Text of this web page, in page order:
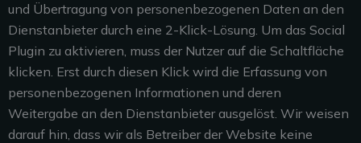
und Übertragung von personenbezogenen Daten an den
Dienstanbieter durch eine 2-Klick-Lösung. Um das Social
Plugin zu aktivieren, muss der Nutzer auf die Schaltfläche
klicken. Erst durch diesen Klick wird die Erfassung von
personenbezogenen Informationen und deren
Weitergabe an den Dienstanbieter ausgelöst. Wir weisen
darauf hin, dass wir als Betreiber der Website keine